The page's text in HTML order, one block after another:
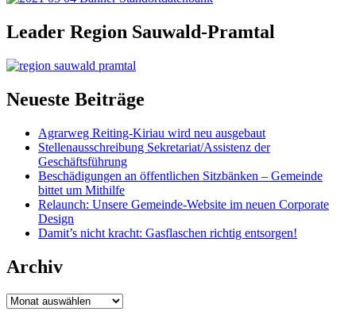
Leader Region Sauwald-Pramtal
Neueste Beiträge
Agrarweg Reiting-Kiriau wird neu ausgebaut
Stellenausschreibung Sekretariat/Assistenz der
Geschäftsführung
Beschädigungen an öffentlichen Sitzbänken – Gemeinde
bittet um Mithilfe
Relaunch: Unsere Gemeinde-Website im neuen Corporate
Design
Damit’s nicht kracht: Gasflaschen richtig entsorgen!
Archiv
Archiv